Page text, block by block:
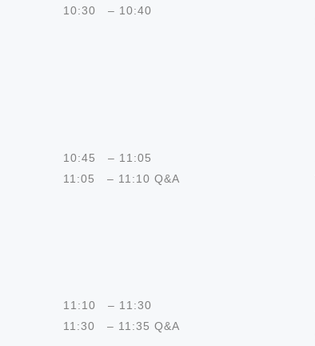
10:30 – 10:40
10:45 – 11:05
11:05 – 11:10 Q&A
11:10 – 11:30
11:30 – 11:35 Q&A